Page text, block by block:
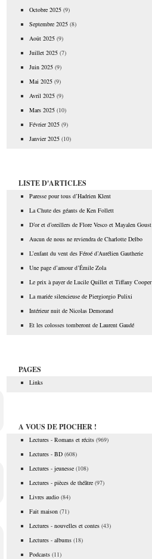
Octobre 2025 (9)
Septembre 2025 (8)
Août 2025 (9)
Juillet 2025 (7)
Juin 2025 (9)
Mai 2025 (9)
Avril 2025 (9)
Mars 2025 (10)
Février 2025 (9)
Janvier 2025 (10)
LISTE D'ARTICLES
Paresse pour tous d’Hadrien Klent
La Chute des géants de Ken Follett
D’or et d’oreillers de Flore Vesco et Mayalen Goust
Aucun de nous ne reviendra de Charlotte Delbo
L’enfant du vent des Féroé d’Aurélien Gautherie
Une page d’amour d’Émile Zola
Le prix à payer de Lucile Quillet et Tiffany Cooper
La mariée silencieuse de Piergiorgio Pulixi
Intérieur nuit de Nicolas Demorand
Et les colosses tomberont de Laurent Gaudé
PAGES
Links
A VOUS DE PIOCHER !
Lectures - Romans et récits (969)
Lectures - BD (608)
Lectures - jeunesse (108)
Lectures - pièces de théâtre (97)
Livres audio (84)
Fait maison (71)
Lectures - nouvelles et contes (43)
Lectures - albums (18)
Podcasts (11)